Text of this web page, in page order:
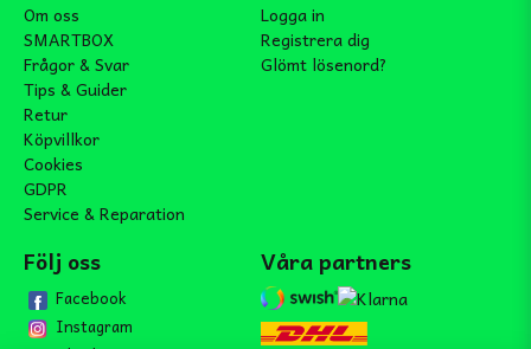
Om oss
SMARTBOX
Frågor & Svar
Tips & Guider
Retur
Köpvillkor
Cookies
GDPR
Service & Reparation
Logga in
Registrera dig
Glömt lösenord?
Följ oss
Facebook
Instagram
Våra partners